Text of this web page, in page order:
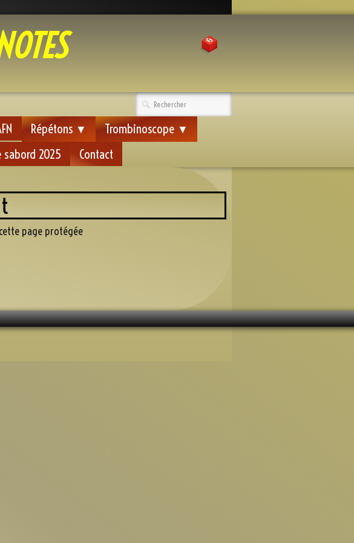
Répétons ▼ Trombinoscope ▼
sabord 2025 Contact
page protégée